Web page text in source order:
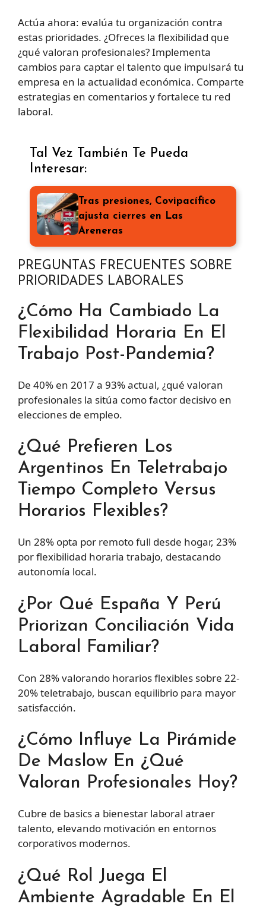
Actúa ahora: evalúa tu organización contra
estas prioridades. ¿Ofreces la flexibilidad que
¿qué valoran profesionales? Implementa
cambios para captar el talento que impulsará tu
empresa en la actualidad económica. Comparte
estrategias en comentarios y fortalece tu red
laboral.
Tal Vez También Te Pueda
Interesar:
Tras presiones, Covipacífico
ajusta cierres en Las
Areneras
PREGUNTAS FRECUENTES SOBRE
PRIORIDADES LABORALES
¿Cómo Ha Cambiado La
Flexibilidad Horaria En El
Trabajo Post-Pandemia?
De 40% en 2017 a 93% actual, ¿qué valoran
profesionales la sitúa como factor decisivo en
elecciones de empleo.
¿Qué Prefieren Los
Argentinos En Teletrabajo
Tiempo Completo Versus
Horarios Flexibles?
Un 28% opta por remoto full desde hogar, 23%
por flexibilidad horaria trabajo, destacando
autonomía local.
¿Por Qué España Y Perú
Priorizan Conciliación Vida
Laboral Familiar?
Con 28% valorando horarios flexibles sobre 22-
20% teletrabajo, buscan equilibrio para mayor
satisfacción.
¿Cómo Influye La Pirámide
De Maslow En ¿qué
Valoran Profesionales Hoy?
Cubre de basics a bienestar laboral atraer
talento, elevando motivación en entornos
corporativos modernos.
¿Qué Rol Juega El
Ambiente Agradable En El